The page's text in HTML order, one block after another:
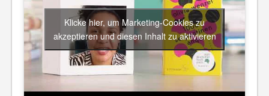
Klicke hier, um Marketing-Cookies zu
akzeptieren und diesen Inhalt zu aktivieren